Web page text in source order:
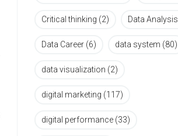
Critical thinking (2) Data Analysis
Data Career (6) data system (80)
data visualization (2)
digital marketing (117)
digital performance (33)